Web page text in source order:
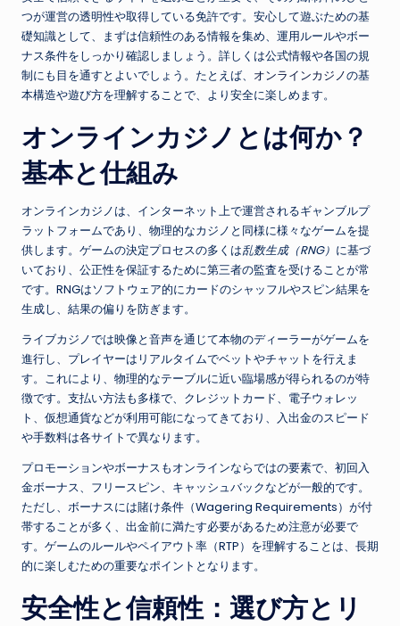
つが運営の透明性や取得している免許です。安心して遊ぶための基
礎知識として、まずは信頼性のある情報を集め、運用ルールやボー
ナス条件をしっかり確認しましょう。詳しくは公式情報や各国の規
制にも目を通すとよいでしょう。たとえば、 オンラインカジノの基
本構造や遊び方を理解することで、より安全に楽しめます。
オンラインカジノとは何か？
基本と仕組み
オンラインカジノは、インターネット上で運営されるギャンブルプ
ラットフォームであり、物理的なカジノと同様に様々なゲームを提
供します。ゲームの決定プロセスの多くは乱数生成（RNG） に基づ
いており、公正性を保証するために第三者の監査を受けることが常
です。RNGはソフトウェア的にカードのシャッフルやスピン結果を
生成し、結果の偏りを防ぎます。
ライブカジノでは映像と音声を通じて本物のディーラーがゲームを
進行し、プレイヤーはリアルタイムでベットやチャットを行えま
す。これにより、物理的なテーブルに近い臨場感が得られるのが特
徴です。支払い方法も多様で、クレジットカード、電子ウォレッ
ト、仮想通貨などが利用可能になってきており、入出金のスピード
や手数料は各サイトで異なります。
プロモーションやボーナスもオンラインならではの要素で、初回入
金ボーナス、フリースピン、キャッシュバックなどが一般的です。
ただし、ボーナスには賭け条件（Wagering Requirements）が付
帯することが多く、出金前に満たす必要があるため注意が必要で
す。ゲームのルールやペイアウト率（RTP）を理解することは、長期
的に楽しむための重要なポイントとなります。
安全性と信頼性：選び方とリ